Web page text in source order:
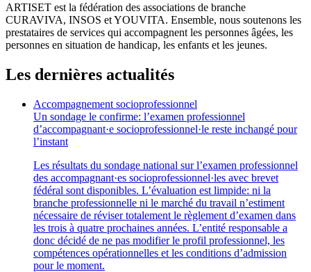
ARTISET est la fédération des associations de branche
CURAVIVA, INSOS et YOUVITA. Ensemble, nous soutenons les
prestataires de services qui accompagnent les personnes âgées, les
personnes en situation de handicap, les enfants et les jeunes.
Les dernières actualités
Accompagnement socioprofessionnel
Un sondage le confirme: l’examen professionnel
d’accompagnant·e socioprofessionnel·le reste inchangé pour
l’instant
Les résultats du sondage national sur l’examen professionnel
des accompagnant·es socioprofessionnel·les avec brevet
fédéral sont disponibles. L’évaluation est limpide: ni la
branche professionnelle ni le marché du travail n’estiment
nécessaire de réviser totalement le règlement d’examen dans
les trois à quatre prochaines années. L’entité responsable a
donc décidé de ne pas modifier le profil professionnel, les
compétences opérationnelles et les conditions d’admission
pour le moment.